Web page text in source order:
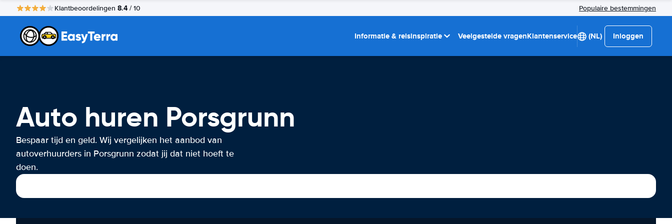
Klantbeoordelingen 8.4 / 10 Populaire bestemmingen
Informatie & reisinspiratie Veelgestelde vragenKlantenservice (NL) Inloggen
Auto huren Porsgrunn
Bespaar tijd en geld. Wij vergelijken het aanbod van
autoverhuurders in Porsgrunn zodat jij dat niet hoeft te
doen.